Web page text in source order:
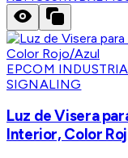
EPCOM
SIGNALING
Luz de Visera
Interior, Color